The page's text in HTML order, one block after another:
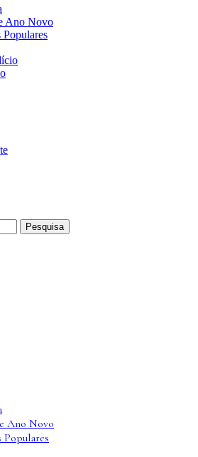
Ano Novo
Populares
Ano Novo
Populares